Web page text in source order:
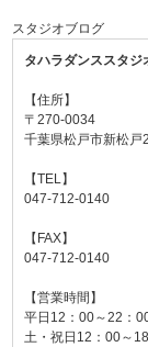
スタジオブログ
タハラダンススタジ
【住所】
〒270-0034
千葉県松戸市新松
【TEL】
047-712-0140
【FAX】
047-712-0140
【営業時間】
平日12：00～22：
土・祝日12：00～